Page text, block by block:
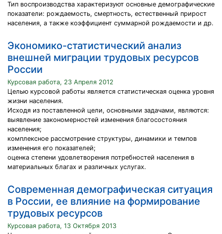
Тип воспроизводства характеризуют основные демографические
показатели: рождаемость, смертность, естественный прирост
населения, а также коэффициент суммарной рождаемости и др.
Экономико-статистический анализ
внешней миграции трудовых ресурсов
России
Курсовая работа, 23 Апреля 2012
Целью курсовой работы является статистическая оценка уровня
жизни населения.
Исходя из поставленной цели, основными задачами, являются:
выявление закономерностей изменения благосостояния
населения;
комплексное рассмотрение структуры, динамики и темпов
изменения его показателей;
оценка степени удовлетворения потребностей населения в
материальных благах и различных услугах.
Современная демографическая ситуация
в России, ее влияние на формирование
трудовых ресурсов
Курсовая работа, 13 Октября 2013